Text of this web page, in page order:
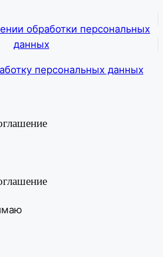
обработки персональных
данных
персональных данных